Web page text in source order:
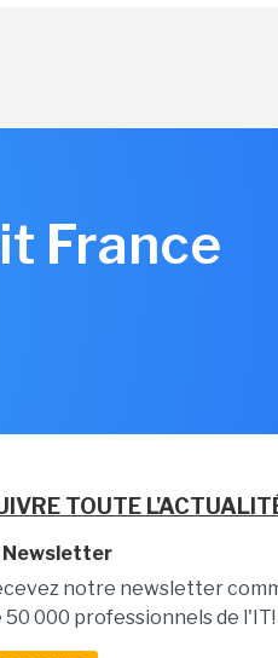
France
TOUTE
Newsletter
notre newsletter
50 000 professionnels de l'IT!